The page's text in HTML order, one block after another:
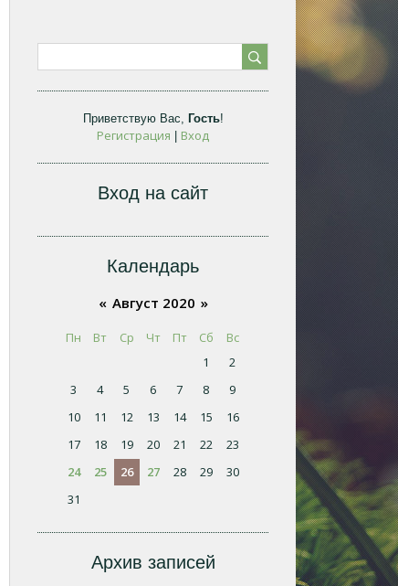
Приветствую Вас, Гость!
Регистрация Вход
Вход на сайт
Календарь
« Август 2020 »
Пн Вт Ср Чт Пт Сб
Вс
1
2
3
4 5 6 7 8
9
10
11 12 13 14 15
16
17
18 19 20 21 22
23
24
25 26 27 28 29
30
31
Архив записей